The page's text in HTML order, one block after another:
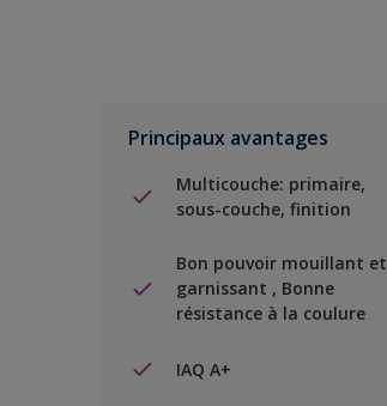
Principaux avantages
Multicouche: primaire,
sous-couche, finition
Bon pouvoir mouillant et
garnissant , Bonne
résistance à la coulure
IAQ A+